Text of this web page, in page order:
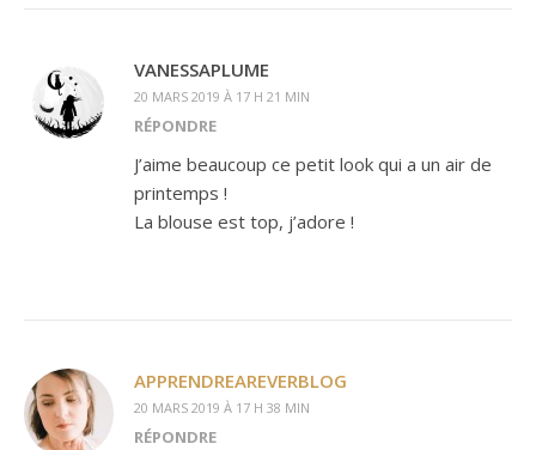
VANESSAPLUME
20 MARS 2019 À 17 H 21 MIN
RÉPONDRE
J’aime beaucoup ce petit look qui a un air de
printemps !
La blouse est top, j’adore !
APPRENDREAREVERBLOG
20 MARS 2019 À 17 H 38 MIN
RÉPONDRE